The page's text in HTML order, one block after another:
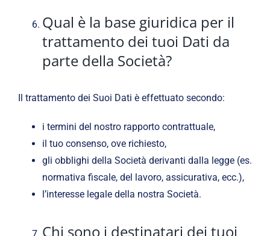
Qual è la base giuridica per il
trattamento dei tuoi Dati da
parte della Società?
Il trattamento dei Suoi Dati è effettuato secondo:
i termini del nostro rapporto contrattuale,
il tuo consenso, ove richiesto,
gli obblighi della Società derivanti dalla legge (es.
normativa fiscale, del lavoro, assicurativa, ecc.),
l’interesse legale della nostra Società.
Chi sono i destinatari dei tuoi